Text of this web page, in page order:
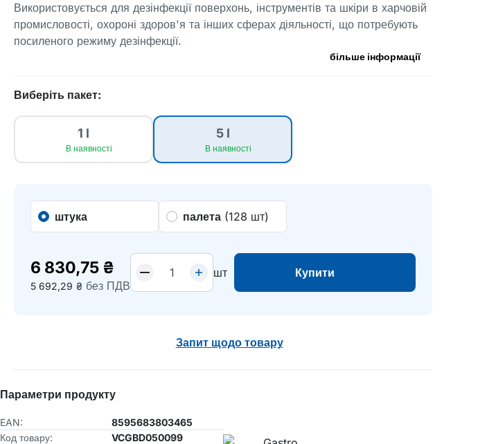
Використовується для дезінфекції поверхонь, інструментів та шкіри в харчовій
промисловості, охороні здоров'я та інших сферах діяльності, що потребують
посиленого режиму дезінфекції.
більше інформації
Виберіть пакет:
1 l
В наявності
5 l
В наявності
штука палета (128 шт)
6 830,75 ₴
5 692,29 ₴ без ПДВ
шт Купити
Запит щодо товару
Параметри продукту
EAN:
8595683803465
Код товару:
VCGBD050099